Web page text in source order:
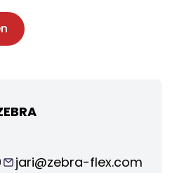
jari@zebra-flex.com